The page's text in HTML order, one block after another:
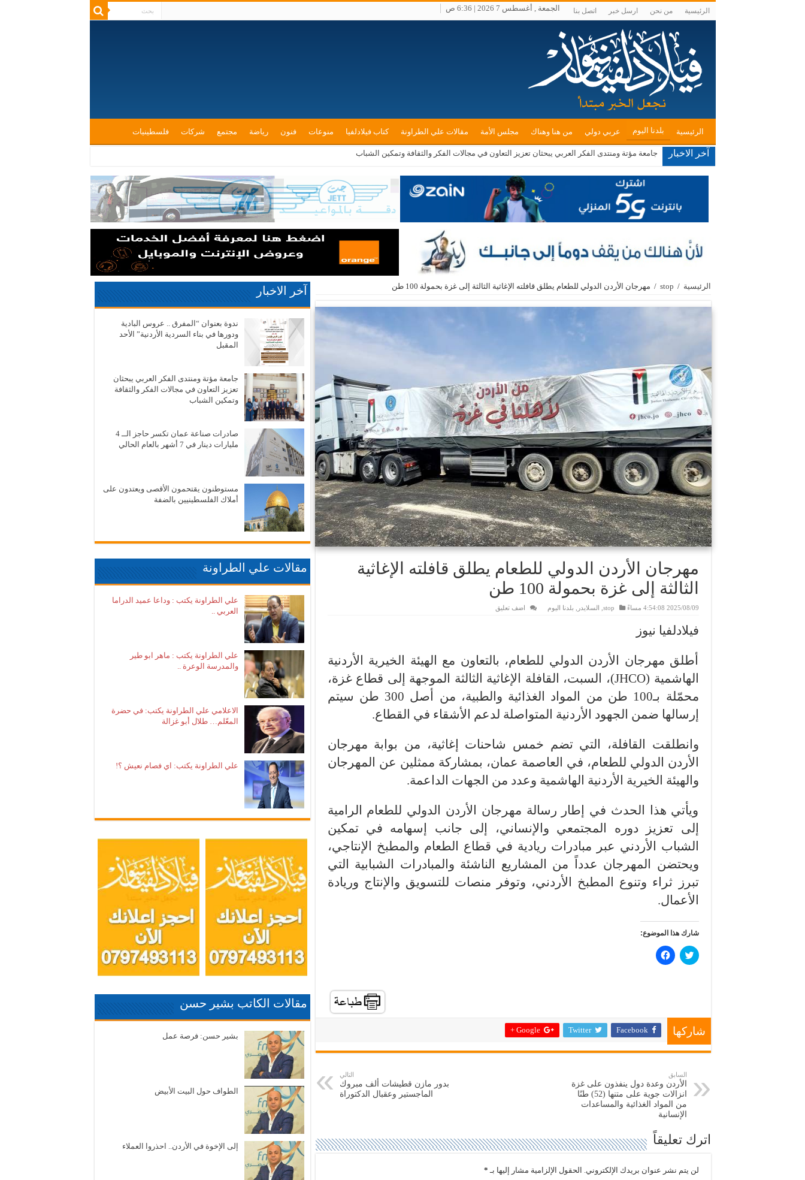
الرئيسية من نحن ارسل خبر اتصل بنا الجمعة , أغسطس 7 2026 | 6:36 ص
الرئيسية بلدنا اليوم عربي دولي من هنا وهناك مجلس الأمة مقالات علي الطراونة كتاب فيلادلفيا منوعات فنون رياضة مجتمع شركات فلسطينيات
آخر الاخبار جامعة مؤتة ومنتدى الفكر العربي يبحثان تعزيز التعاون في مجالات الفكر والثقافة وتمكين الشباب
الرئيسية /
stop
/ مهرجان الأردن الدولي للطعام يطلق قافلته الإغاثية الثالثة إلى غزة بحمولة 100 طن
مهرجان الأردن الدولي للطعام يطلق قافلته الإغاثية
الثالثة إلى غزة بحمولة 100 طن
2025/08/09 4:54:08 مساءً stop السلايدر بلدنا اليوم اضف تعليق
فيلادلفيا نيوز
أطلق مهرجان الأردن الدولي للطعام، بالتعاون مع الهيئة الخيرية الأردنية
الهاشمية (JHCO)، السبت، القافلة الإغاثية الثالثة الموجهة إلى قطاع غزة،
محمّلة بـ100 طن من المواد الغذائية والطبية، من أصل 300 طن سيتم
إرسالها ضمن الجهود الأردنية المتواصلة لدعم الأشقاء في القطاع.
وانطلقت القافلة، التي تضم خمس شاحنات إغاثية، من بوابة مهرجان
الأردن الدولي للطعام، في العاصمة عمان، بمشاركة ممثلين عن المهرجان
والهيئة الخيرية الأردنية الهاشمية وعدد من الجهات الداعمة.
ويأتي هذا الحدث في إطار رسالة مهرجان الأردن الدولي للطعام الرامية
إلى تعزيز دوره المجتمعي والإنساني، إلى جانب إسهامه في تمكين
الشباب الأردني عبر مبادرات ريادية في قطاع الطعام والمطبخ الإنتاجي،
ويحتضن المهرجان عدداً من المشاريع الناشئة والمبادرات الشبابية التي
تبرز ثراء وتنوع المطبخ الأردني، وتوفر منصات للتسويق والإنتاج وريادة
الأعمال.
شارك هذا الموضوع:
ا
ض
ا
ك
ة
ع
ل
و
ي
ت
ر
(
ف
ف
ف
ا
ن
ر
ة
ل
س
ب
و
ك
(
ح
ا
شاركها Facebook
Twitter
Google +
السابق
الأردن وعدة دول ينفذون على غزة
انزالات جوية على متنها (52) طنًا
من المواد الغذائية والمساعدات
الإنسانية
التالي
بدور مازن قطيشات ألف مبروك
الماجستير وعقبال الدكتوراة
اترك تعليقاً
لن يتم نشر عنوان بريدك الإلكتروني. الحقول الإلزامية مشار إليها بـ *
آخر الاخبار
ندوة بعنوان “المفرق .. عروس البادية
ودورها في بناء السردية الأردنية” الأحد
المقبل
جامعة مؤتة ومنتدى الفكر العربي يبحثان
تعزيز التعاون في مجالات الفكر والثقافة
وتمكين الشباب
صادرات صناعة عمان تكسر حاجز الــ 4
مليارات دينار في 7 أشهر بالعام الحالي
مستوطنون يقتحمون الأقصى ويعتدون على
أملاك الفلسطينيين بالضفة
مقالات علي الطراونة
علي الطراونة يكتب : وداعا عميد الدراما
العربي ..
علي الطراونة يكتب : ماهر ابو طير
والمدرسة الوعرة ..
الاعلامي علي الطراونة يكتب: في حضرة
المعّلم… طلال أبو غزالة
علي الطراونة يكتب: اي فصام نعيش ؟!
مقالات الكاتب بشير حسن
بشير حسن: فرصة عمل
الطواف حول البيت الأبيض
إلى الإخوة في الأردن.. احذروا العملاء